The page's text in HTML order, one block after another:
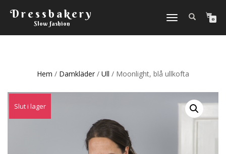
Dressbakery
Slow fashion
Slå
navigering
0
Hem / Damkläder / Ull / Moonlight, blå ullkofta
Slut i lager